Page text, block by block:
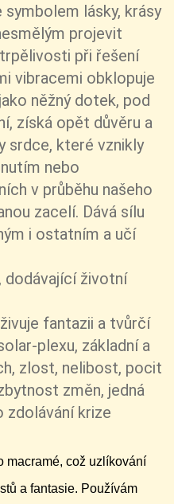
lásky, krásy
projevit
při řešení
vibracemi obklopuje
něžný dotek, pod
získá opět důvěru a
srdce, které vznikly
nebo
v průběhu našeho
zacelí. Dává sílu
i ostatním a učí
dodávající životní
fantazii a tvůrčí
plexu, základní a
zlost, nelibost, pocit
změn, jedná
zdolávání krize
macramé, což uzlíkování
a fantasie. Používám